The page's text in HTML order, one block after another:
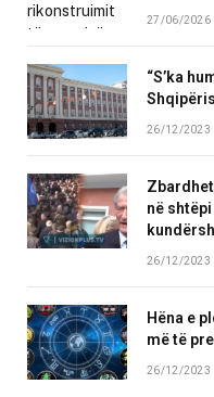
27/06/2026
“S’ka
26/12/2023
në
26/12/2023
Hëna e
më të
26/12/2023